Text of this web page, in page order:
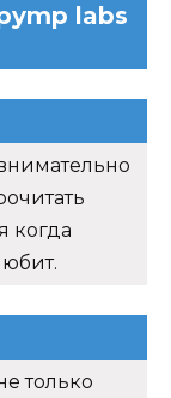
labs
когда
только